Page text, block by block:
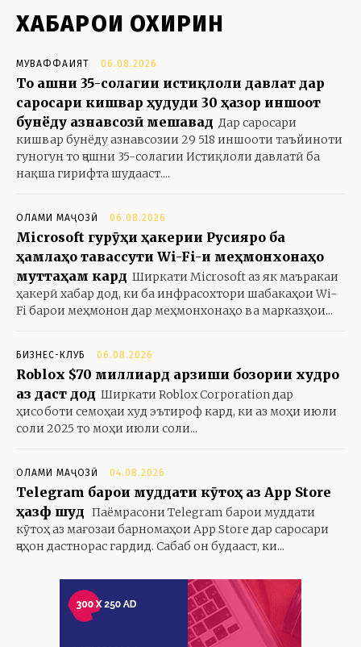
ХАБАРҲОИ ОХИРИН
МУВАФФАҚИЯТ 06.08.2026
То ҷашни 35-солагии истиқлоли давлат дар
саросари кишвар ҳудуди 30 ҳазор иншоот
бунёду азнавсозӣ мешавад Дар саросари
кишвар бунёду азнавсозии 29 518 иншооти таъйиноти
гуногун то ҷашни 35-солагии Истиқлоли давлатӣ ба
нақша гирифта шудааст....
ОЛАМИ МАҶОЗӢ 06.08.2026
Microsoft гурӯҳи ҳакерии Русияро ба
ҳамлаҳо тавассути Wi-Fi-и меҳмонхонаҳо
муттаҳам кард Ширкати Microsoft аз як маъракаи
ҳакерӣ хабар дод, ки ба инфрасохтори шабакаҳои Wi-
Fi барои меҳмонон дар меҳмонхонаҳо ва марказҳои...
БИЗНЕС-КЛУБ 06.08.2026
Roblox $70 миллиард арзиши бозории худро
аз даст дод Ширкати Roblox Corporation дар
ҳисоботи семоҳаи худ эътироф кард, ки аз моҳи июли
соли 2025 то моҳи июли соли...
ОЛАМИ МАҶОЗӢ 04.08.2026
Telegram барои муддати кӯтоҳ аз App Store
ҳазф шуд Паёмрасони Telegram барои муддати
кӯтоҳ аз мағозаи барномаҳои App Store дар саросари
ҷаҳон дастнорас гардид. Сабаб он будааст, ки...